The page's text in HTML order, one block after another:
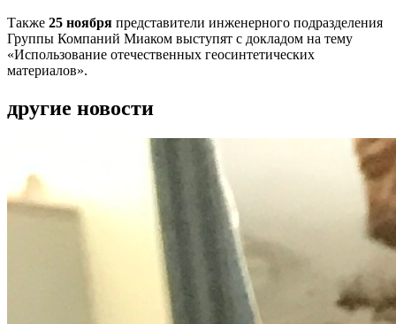
Также 25 ноября представители инженерного подразделения
Группы Компаний Миаком выступят с докладом на тему
«Использование отечественных геосинтетических
материалов».
другие новости